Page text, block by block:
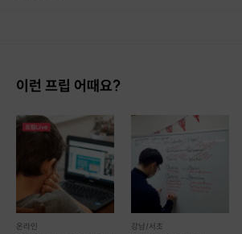
이런 프립 어때요?
온라인 강남/서초